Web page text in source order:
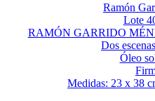
Ramón
Lote
RAMÓN GARRIDO
Dos
Óleo
Medidas: 23 x 38